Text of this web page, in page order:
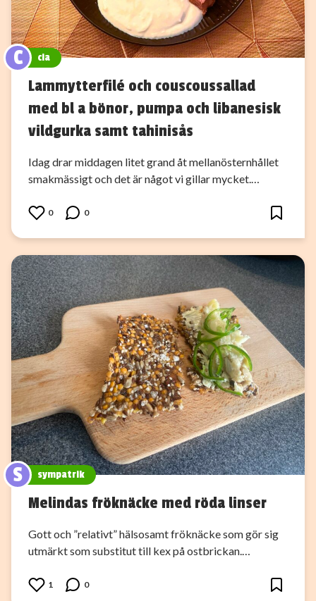
C cia
Lammytterfilé och couscoussallad
med bl a bönor, pumpa och libanesisk
vildgurka samt tahinisås
Idag drar middagen litet grand åt mellanösternhållet
smakmässigt och det är något vi gillar mycket.…
0 0
S sympatrik
Melindas fröknäcke med röda linser
Gott och ”relativt” hälsosamt fröknäcke som gör sig
utmärkt som substitut till kex på ostbrickan.…
1 0